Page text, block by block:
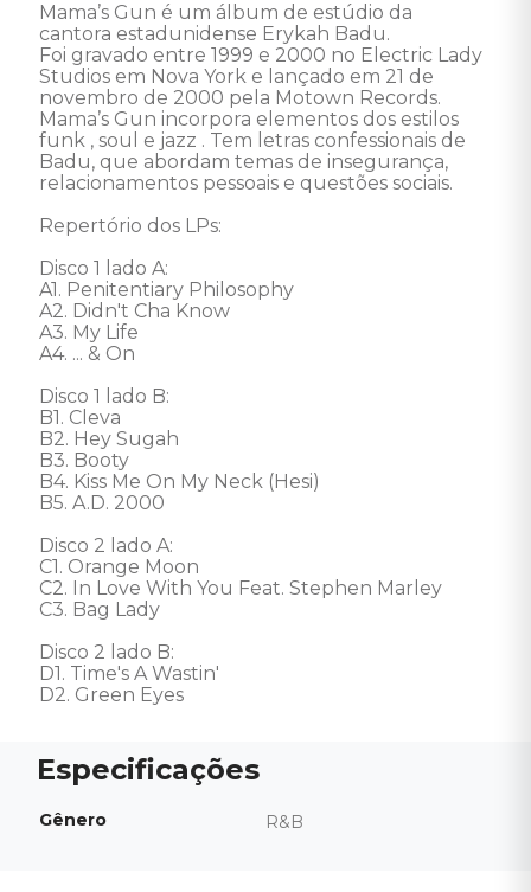
Mama’s Gun é um álbum de estúdio da
cantora estadunidense Erykah Badu.
Foi gravado entre 1999 e 2000 no Electric Lady
Studios em Nova York e lançado em 21 de
novembro de 2000 pela Motown Records.
Mama’s Gun incorpora elementos dos estilos
funk , soul e jazz . Tem letras confessionais de
Badu, que abordam temas de insegurança,
relacionamentos pessoais e questões sociais.
Repertório dos LPs:
Disco 1 lado A:
A1. Penitentiary Philosophy
A2. Didn't Cha Know
A3. My Life
A4. ... & On
Disco 1 lado B:
B1. Cleva
B2. Hey Sugah
B3. Booty
B4. Kiss Me On My Neck (Hesi)
B5. A.D. 2000
Disco 2 lado A:
C1. Orange Moon
C2. In Love With You Feat. Stephen Marley
C3. Bag Lady
Disco 2 lado B:
D1. Time's A Wastin'
D2. Green Eyes
Gênero R&B